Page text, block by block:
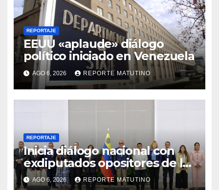
REPORTAJE
EEUU «aplaude» diálogo
político iniciado en Venezuela
AGO 6, 2026 REPORTE MATUTINO
REPORTAJE
Inicia diálogo nacional con
exdiputados opositores de la
AN de 2015
AGO 6, 2026 REPORTE MATUTINO